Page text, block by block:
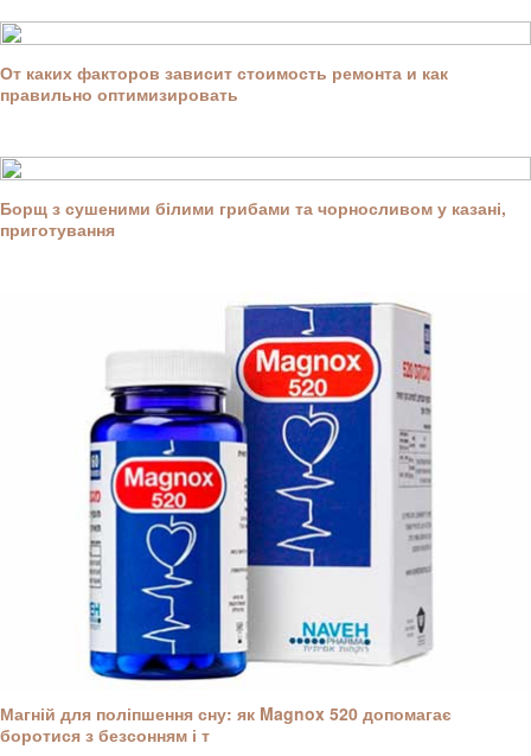
От каких факторов зависит стоимость ремонта и как
правильно оптимизировать
Борщ з сушеними білими грибами та чорносливом у казані,
приготування
Магній для поліпшення сну: як Magnox 520 допомагає
боротися з безсонням і т